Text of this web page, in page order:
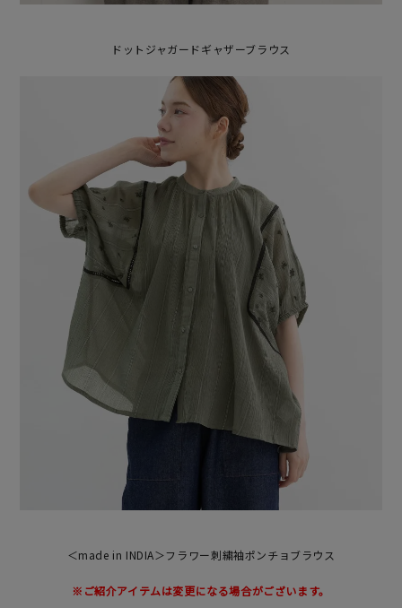
ドットジャガードギャザーブラウス
＜made in INDIA＞フラワー刺繍袖ポンチョブラウス
※ご紹介アイテムは変更になる場合がございます。